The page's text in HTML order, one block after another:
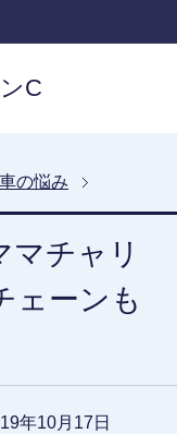
C
の悩み
マチャリ
ェーンも
年10月17日